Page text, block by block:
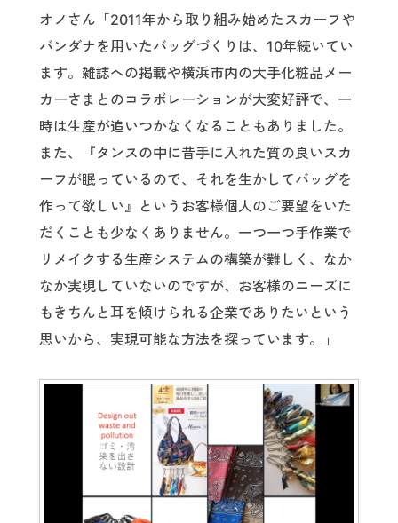
オノさん「2011年から取り組み始めたスカーフや
バンダナを用いたバッグづくりは、10年続いてい
ます。雑誌への掲載や横浜市内の大手化粧品メー
カーさまとのコラボレーションが大変好評で、一
時は生産が追いつかなくなることもありました。
また、『タンスの中に昔手に入れた質の良いスカ
ーフが眠っているので、それを生かしてバッグを
作って欲しい』というお客様個人のご要望をいた
だくことも少なくありません。一つ一つ手作業で
リメイクする生産システムの構築が難しく、なか
なか実現していないのですが、お客様のニーズに
もきちんと耳を傾けられる企業でありたいという
思いから、実現可能な方法を探っています。」